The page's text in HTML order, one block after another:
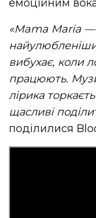
емоційним
«Mama Maria
вибухає, коли
працюють.
лірика
щасливі
поділилися